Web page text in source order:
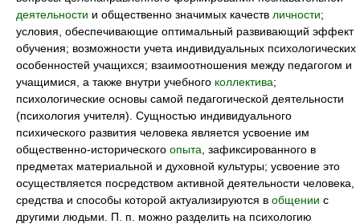
деятельности и общественно значимых качеств личности;
условия, обеспечивающие оптимальный развивающий эффект
обучения; возможности учета индивидуальных психологических
особенностей учащихся; взаимоотношения между педагогом и
учащимися, а также внутри учебного коллектива;
психологические основы самой педагогической деятельности
(психология учителя). Сущностью индивидуального
психического развития человека является усвоение им
общественно-исторического опыта , зафиксированного в
предметах материальной и духовной культуры; усвоение это
осуществляется посредством активной деятельности человека,
средства и способы которой актуализируются в общении с
другими людьми. П. п. можно разделить на психологию